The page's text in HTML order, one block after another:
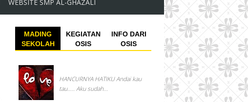
WEBSITE SMP AL-GHAZALI
MADING
SEKOLAH
KEGIATAN
OSIS
INFO DARI
OSIS
HANCURNYA HATIKU Andai kau
tau….. Aku sudah...